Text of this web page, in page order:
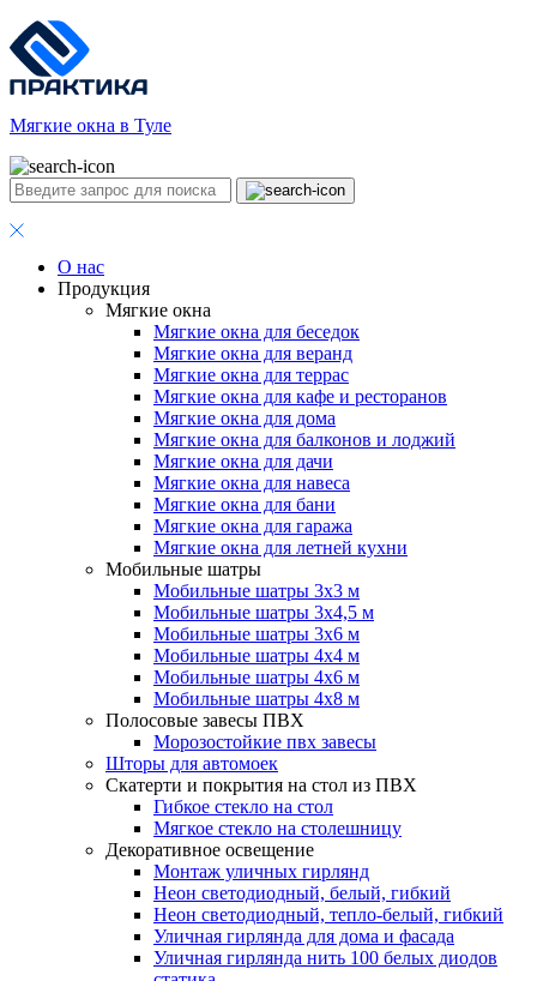
Мягкие окна в Туле
О нас
Продукция
Мягкие окна
Мягкие окна для беседок
Мягкие окна для веранд
Мягкие окна для террас
Мягкие окна для кафе и ресторанов
Мягкие окна для дома
Мягкие окна для балконов и лоджий
Мягкие окна для дачи
Мягкие окна для навеса
Мягкие окна для бани
Мягкие окна для гаража
Мягкие окна для летней кухни
Мобильные шатры
Мобильные шатры 3х3 м
Мобильные шатры 3х4,5 м
Мобильные шатры 3х6 м
Мобильные шатры 4х4 м
Мобильные шатры 4х6 м
Мобильные шатры 4х8 м
Полосовые завесы ПВХ
Морозостойкие пвх завесы
Шторы для автомоек
Скатерти и покрытия на стол из ПВХ
Гибкое стекло на стол
Мягкое стекло на столешницу
Декоративное освещение
Монтаж уличных гирлянд
Неон светодиодный, белый, гибкий
Неон светодиодный, тепло-белый, гибкий
Уличная гирлянда для дома и фасада
Уличная гирлянда нить 100 белых диодов